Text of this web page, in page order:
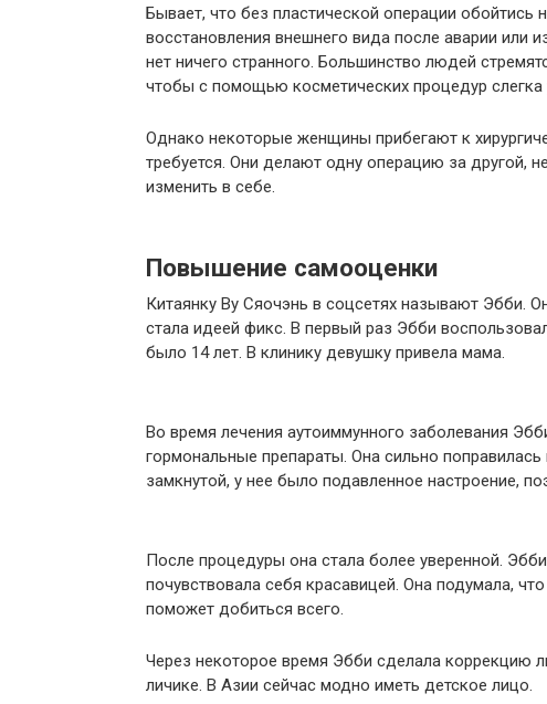
Бывает, что без пластической операции
восстановления внешнего вида после аварии или
нет ничего странного. Большинство людей
чтобы с помощью косметических процедур
Однако некоторые женщины прибегают к
требуется. Они делают одну операцию за другой,
изменить в себе.
Повышение самооценки
Китаянку Ву Сяочэнь в соцсетях называют Эбби.
стала идеей фикс. В первый раз Эбби
было 14 лет. В клинику девушку привела мама.
Во время лечения аутоиммунного заболевания
гормональные препараты. Она сильно
замкнутой, у нее было подавленное настроение,
После процедуры она стала более уверенной.
почувствовала себя красавицей. Она подумала,
поможет добиться всего.
Через некоторое время Эбби сделала коррекцию
личике. В Азии сейчас модно иметь детское лицо.